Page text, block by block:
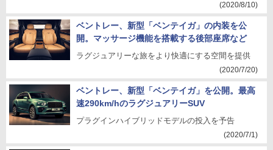
(2020/8/10)
ベントレー、新型「ベンテイガ」の内装を公
開。マッサージ機能を搭載する後部座席など
ラグジュアリーな旅をより快適にする空間を提供
(2020/7/20)
ベントレー、新型「ベンテイガ」を公開。最高
速290km/hのラグジュアリーSUV
プラグインハイブリッドモデルの投入を予告
(2020/7/1)